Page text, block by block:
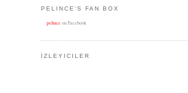
PELINCE'S FAN BOX
pelince on Facebook
İZLEYICILER